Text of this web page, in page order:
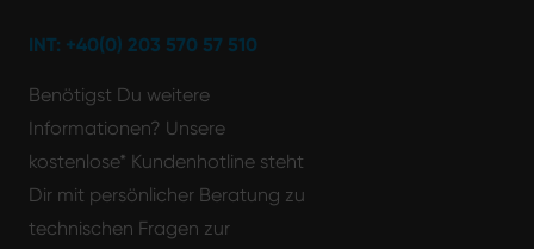
INT: +40(0) 203 570 57 510
Benötigst Du weitere
Informationen? Unsere
kostenlose* Kundenhotline steht
Dir mit persönlicher Beratung zu
technischen Fragen zur